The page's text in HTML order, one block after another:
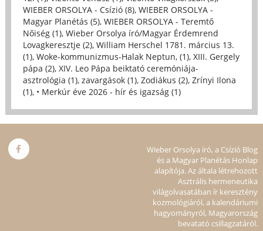
WIEBER ORSOLYA - Csízió (8), WIEBER ORSOLYA -
Magyar Planétás (5), WIEBER ORSOLYA - Teremtő
Nőiség (1), Wieber Orsolya író/Magyar Érdemrend
Lovagkeresztje (2), William Herschel 1781. március 13.
(1), Woke-kommunizmus-Halak Neptun, (1), XIII. Gergely
pápa (2), XIV. Leo Pápa beiktató ceremóniája-
asztrológia (1), zavargások (1), Zodiákus (2), Zrínyi Ilona
(1), • Merkúr éve 2026 - hír és igazság (1)
Wieber Orsolya író, a Csízió Blog
és a Magyar Planétás Honlap
alapítója. Az általa létrehozott
Asztrális hermeneutika
világolvasatában ír keresztény
kozmológiáról, a kalendáriumi
hagyományról, Magyarország
bevatató csillagzatáról.